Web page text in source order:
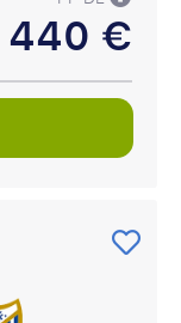
440 €